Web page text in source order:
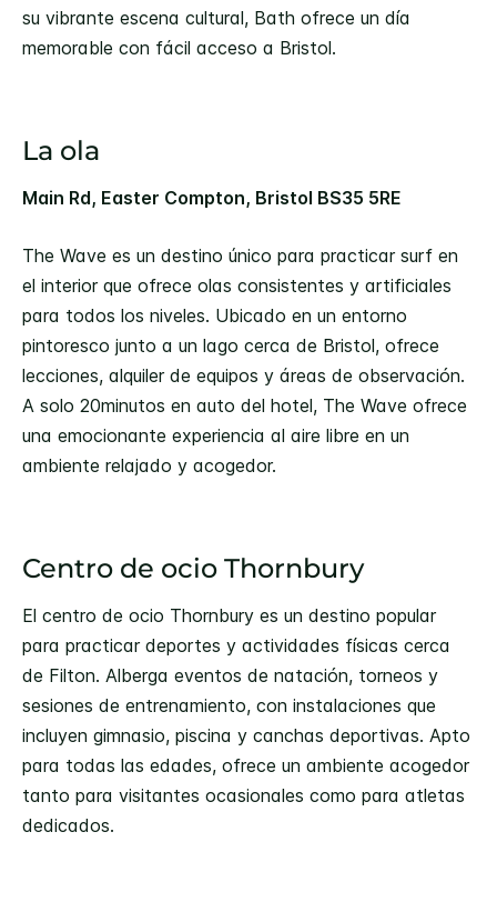
su vibrante escena cultural, Bath ofrece un día
memorable con fácil acceso a Bristol.
La ola
Main Rd, Easter Compton, Bristol BS35 5RE
The Wave es un destino único para practicar surf en
el interior que ofrece olas consistentes y artificiales
para todos los niveles. Ubicado en un entorno
pintoresco junto a un lago cerca de Bristol, ofrece
lecciones, alquiler de equipos y áreas de observación.
A solo 20minutos en auto del hotel, The Wave ofrece
una emocionante experiencia al aire libre en un
ambiente relajado y acogedor.
Centro de ocio Thornbury
El centro de ocio Thornbury es un destino popular
para practicar deportes y actividades físicas cerca
de Filton. Alberga eventos de natación, torneos y
sesiones de entrenamiento, con instalaciones que
incluyen gimnasio, piscina y canchas deportivas. Apto
para todas las edades, ofrece un ambiente acogedor
tanto para visitantes ocasionales como para atletas
dedicados.